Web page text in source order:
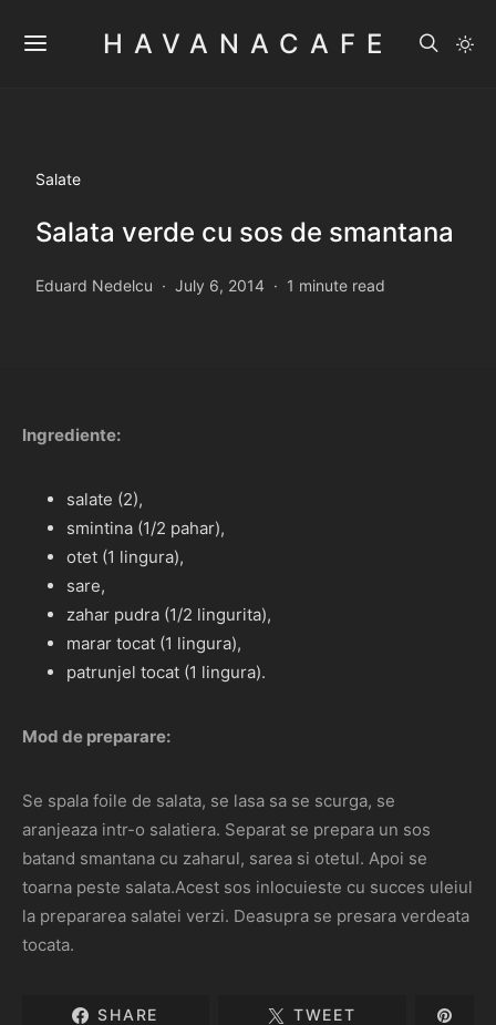
HAVANACAFE
Salate
Salata verde cu sos de smantana
Eduard Nedelcu July 6, 2014 1 minute read
Ingrediente:
salate (2),
smintina (1/2 pahar),
otet (1 lingura),
sare,
zahar pudra (1/2 lingurita),
marar tocat (1 lingura),
patrunjel tocat (1 lingura).
Mod de preparare:
Se spala foile de salata, se lasa sa se scurga, se
aranjeaza intr-o salatiera. Separat se prepara un sos
batand smantana cu zaharul, sarea si otetul. Apoi se
toarna peste salata.Acest sos inlocuieste cu succes uleiul
la prepararea salatei verzi. Deasupra se presara verdeata
tocata.
SHARE TWEET